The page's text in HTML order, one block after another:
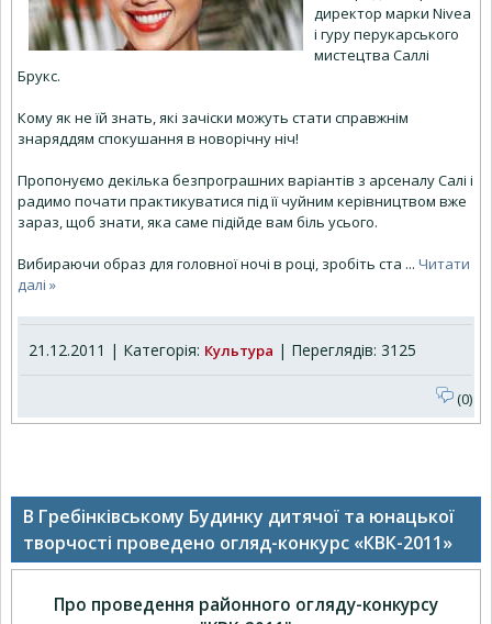
директор марки Nivea
і гуру перукарського
мистецтва Саллі
Брукс.
Кому як не їй знать, які зачіски можуть стати справжнім
знаряддям спокушання в новорічну ніч!
Пропонуємо декілька безпрограшних варіантів з арсеналу Салі і
радимо почати практикуватися під її чуйним керівництвом вже
зараз, щоб знати, яка саме підійде вам біль усього.
Вибираючи образ для головної ночі в році, зробіть ста ... Читати
далі »
21.12.2011 | Категорія: Культура | Переглядів: 3125
(0)
В Гребінківському Будинку дитячої та юнацької
творчості проведено огляд-конкурс «КВК-2011»
Про проведення районного огляду-конкурсу